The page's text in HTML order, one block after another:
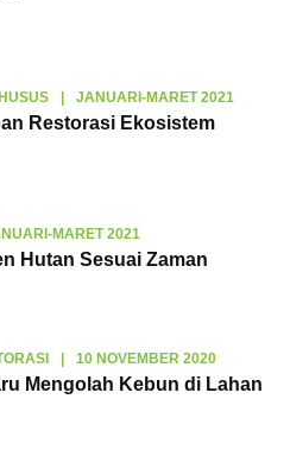
| JANUARI-MARET 2021
Restorasi Ekosistem
MARET 2021
Hutan Sesuai Zaman
| 10 NOVEMBER 2020
Mengolah Kebun di Lahan